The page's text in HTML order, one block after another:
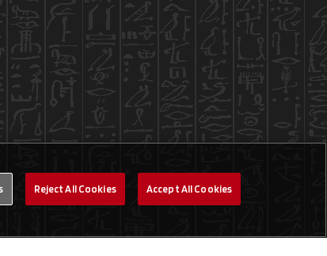
Reject All Cookies Accept All Cookies